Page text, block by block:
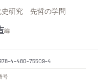
研究 先哲の学問
編
4-480-75509-4
号